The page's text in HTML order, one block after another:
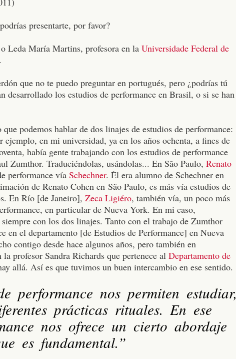
presentarte, por favor?
Leda María Martins, profesora en la Universidade Federal de
que no te puedo preguntar en portugués, pero ¿podrías tú
desarrollado los estudios de performance en Brasil, o si se han
podemos hablar de dos linajes de estudios de performance:
en mi universidad, ya en los años ochenta, a fines de
había gente trabajando con los estudios de performance
Zumthor. Traduciéndolas, usándolas... En São Paulo, Renato
performance vía Schechner. Él era alumno de Schechner en
de Renato Cohen en São Paulo, es más vía estudios de
En Río [de Janeiro], Zeca Ligiéro, también vía, un poco más
en particular de Nueva York. En mi caso,
con los dos linajes. Tanto con el trabajo de Zumthor
en el departamento [de Estudios de Performance] en Nueva
contigo desde hace algunos años, pero también en
profesor Sandra Richards que pertenece al Departamento de
allá. Así es que tuvimos un buen intercambio en ese sentido.
performance nos permiten estudiar,
prácticas rituales. En ese
nos ofrece un cierto abordaje
es fundamental.”